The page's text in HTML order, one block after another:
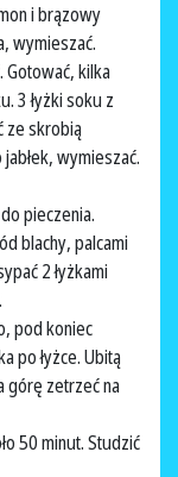
i brązowy
wymieszać.
Gotować, kilka
3 łyżki soku z
ze skrobią
wymieszać.
pieczenia.
blachy, palcami
2 łyżkami
pod koniec
po łyżce. Ubitą
górę zetrzeć na
50 minut. Studzić